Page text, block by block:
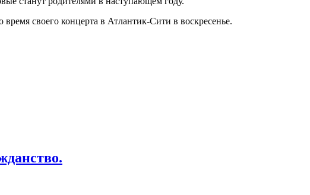
своего концерта в Атлантик-Сити в воскресенье.